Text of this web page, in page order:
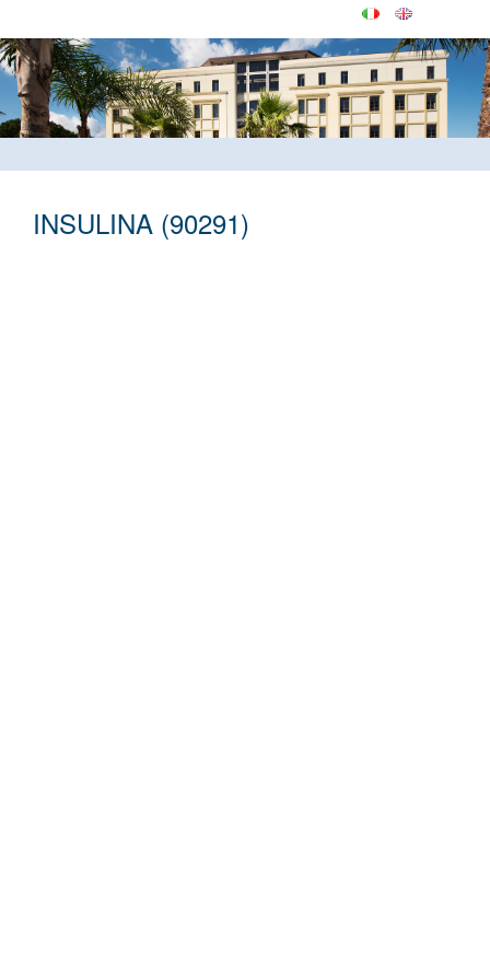
INSULINA (90291)